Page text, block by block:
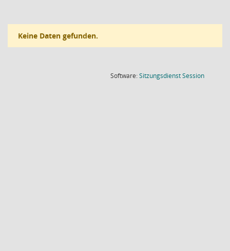
Keine Daten gefunden.
Software:SitzungsdienstSession(Wird in